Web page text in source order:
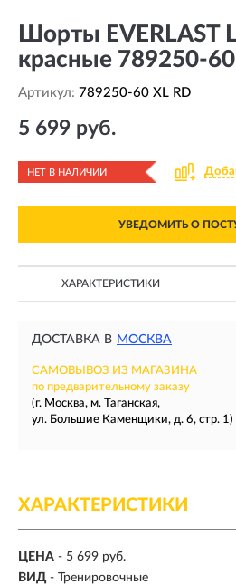
Шорты EVERLAST
красные 789250-
Артикул: 789250-60 XL RD
5 699 руб.
НЕТ В НАЛИЧИИ
УВЕДОМИТЬ О
ХАРАКТЕРИСТИКИ
ДОСТАВКА В МОСКВА
САМОВЫВОЗ ИЗ МАГАЗИНА
по предварительному заказу
(г. Москва, м. Таганская,
ул. Большие Каменщики, д. 6, стр. 1)
ХАРАКТЕРИСТИКИ
ЦЕНА - 5 699 руб.
ВИД - Тренировочные